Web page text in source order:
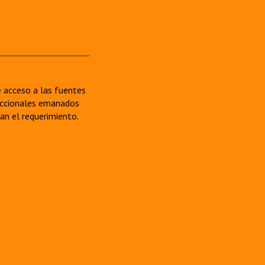
acceso a las fuentes
emanados
el requerimiento.